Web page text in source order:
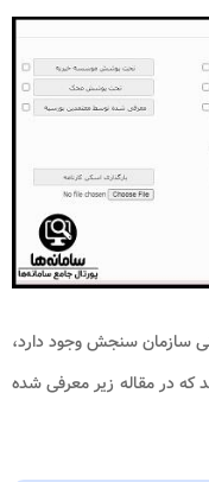
سازمان سنجش وجود دارد،
که در مقاله زیر معرفی شده